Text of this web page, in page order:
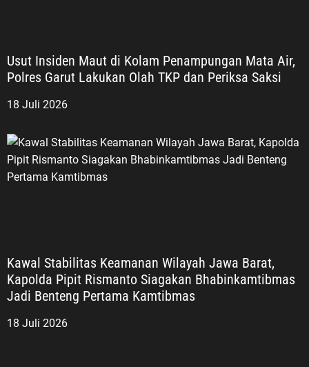
Usut Insiden Maut di Kolam Penampungan Mata Air,
Polres Garut Lakukan Olah TKP dan Periksa Saksi
18 Juli 2026
Kawal Stabilitas Keamanan Wilayah Jawa Barat,
Kapolda Pipit Rismanto Siagakan Bhabinkamtibmas
Jadi Benteng Pertama Kamtibmas
18 Juli 2026